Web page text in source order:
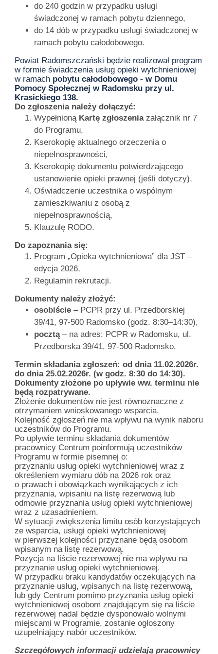
do 240 godzin w przypadku usługi
świadczonej w ramach pobytu dziennego,
do 14 dób w przypadku usługi świadczonej w
ramach pobytu całodobowego.
Powiat Radomszczański będzie realizował program
w formie świadczenia usług opieki wytchnieniowej
w ramach pobytu całodobowego - w Domu
Pomocy Społecznej w Radomsku przy ul.
Krasickiego 138.
Do zgłoszenia należy dołączyć:
Wypełnioną Kartę zgłoszeniazałącznik nr 7
do Programu,
Kserokopię aktualnego orzeczenia o
niepełnosprawności,
Kserokopię dokumentu potwierdzającego
ustanowienie opieki prawnej (jeśli dotyczy),
Oświadczenie uczestnika o wspólnym
zamieszkiwaniu z osobą z
niepełnosprawnością,
Klauzulę RODO.
Do zapoznania się:
Program „Opieka wytchnieniowa” dla JST –
edycja 2026,
Regulamin rekrutacji.
Dokumenty należy złożyć:
osobiście – PCPR przy ul. Przedborskiej
39/41, 97-500 Radomsko (godz. 8:30–14:30),
pocztą– na adres: PCPR w Radomsku, ul.
Przedborska 39/41, 97-500 Radomsko,
Termin składania zgłoszeń: od dnia 11.02.2026r.
do dnia 25.02.2026r. (w godz. 8:30 do 14:30).
Dokumenty złożone po upływie ww. terminu nie
będą rozpatrywane.
Złożenie dokumentów nie jest równoznaczne z
otrzymaniem wnioskowanego wsparcia.
Kolejność zgłoszeń nie ma wpływu na wynik naboru
uczestników do Programu.
Po upływie terminu składania dokumentów
pracownicy Centrum poinformują uczestników
Programu w formie pisemnej o:
przyznaniu usług opieki wytchnieniowej wraz z
określeniem wymiaru dób na 2026 rok oraz
o prawach i obowiązkach wynikających z ich
przyznania, wpisaniu na listę rezerwową lub
odmowie przyznania usług opieki wytchnieniowej
wraz z uzasadnieniem.
W sytuacji zwiększenia limitu osób korzystających
ze wsparcia, usługi opieki wytchnieniowej
w pierwszej kolejności przyznane będą osobom
wpisanym na listę rezerwową.
Pozycja na liście rezerwowej nie ma wpływu na
przyznanie usług opieki wytchnieniowej.
W przypadku braku kandydatów oczekujących na
przyznanie usług, wpisanych na listę rezerwową,
lub gdy Centrum pomimo przyznania usług opieki
wytchnieniowej osobom znajdującym się na liście
rezerwowej nadal będzie dysponowało wolnymi
miejscami w Programie, zostanie ogłoszony
uzupełniający nabór uczestników.
Szczegółowych informacji udzielają pracownicy